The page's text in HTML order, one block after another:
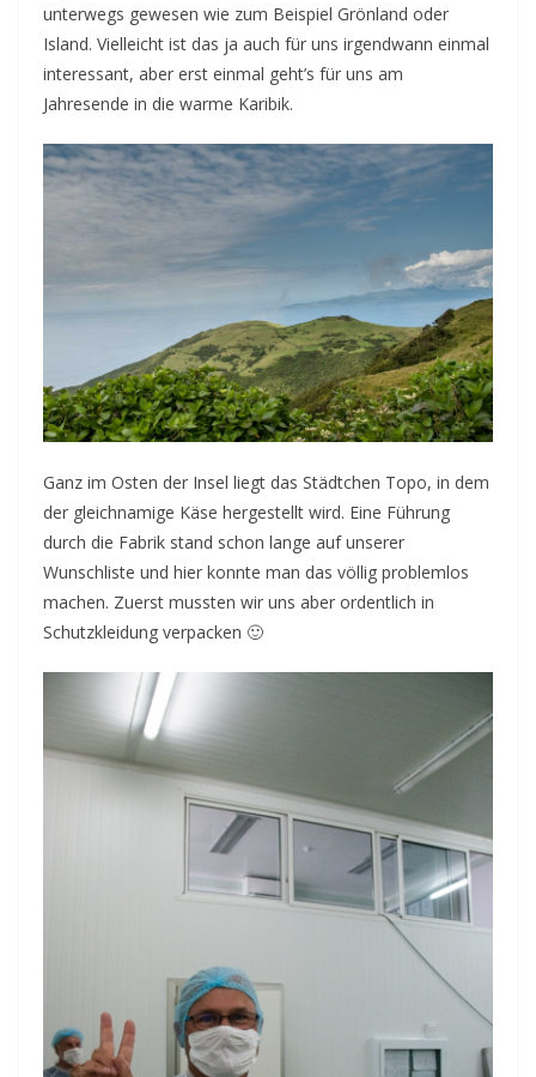
unterwegs gewesen wie zum Beispiel Grönland oder
Island. Vielleicht ist das ja auch für uns irgendwann einmal
interessant, aber erst einmal geht’s für uns am
Jahresende in die warme Karibik.
Ganz im Osten der Insel liegt das Städtchen Topo, in dem
der gleichnamige Käse hergestellt wird. Eine Führung
durch die Fabrik stand schon lange auf unserer
Wunschliste und hier konnte man das völlig problemlos
machen. Zuerst mussten wir uns aber ordentlich in
Schutzkleidung verpacken 🙂